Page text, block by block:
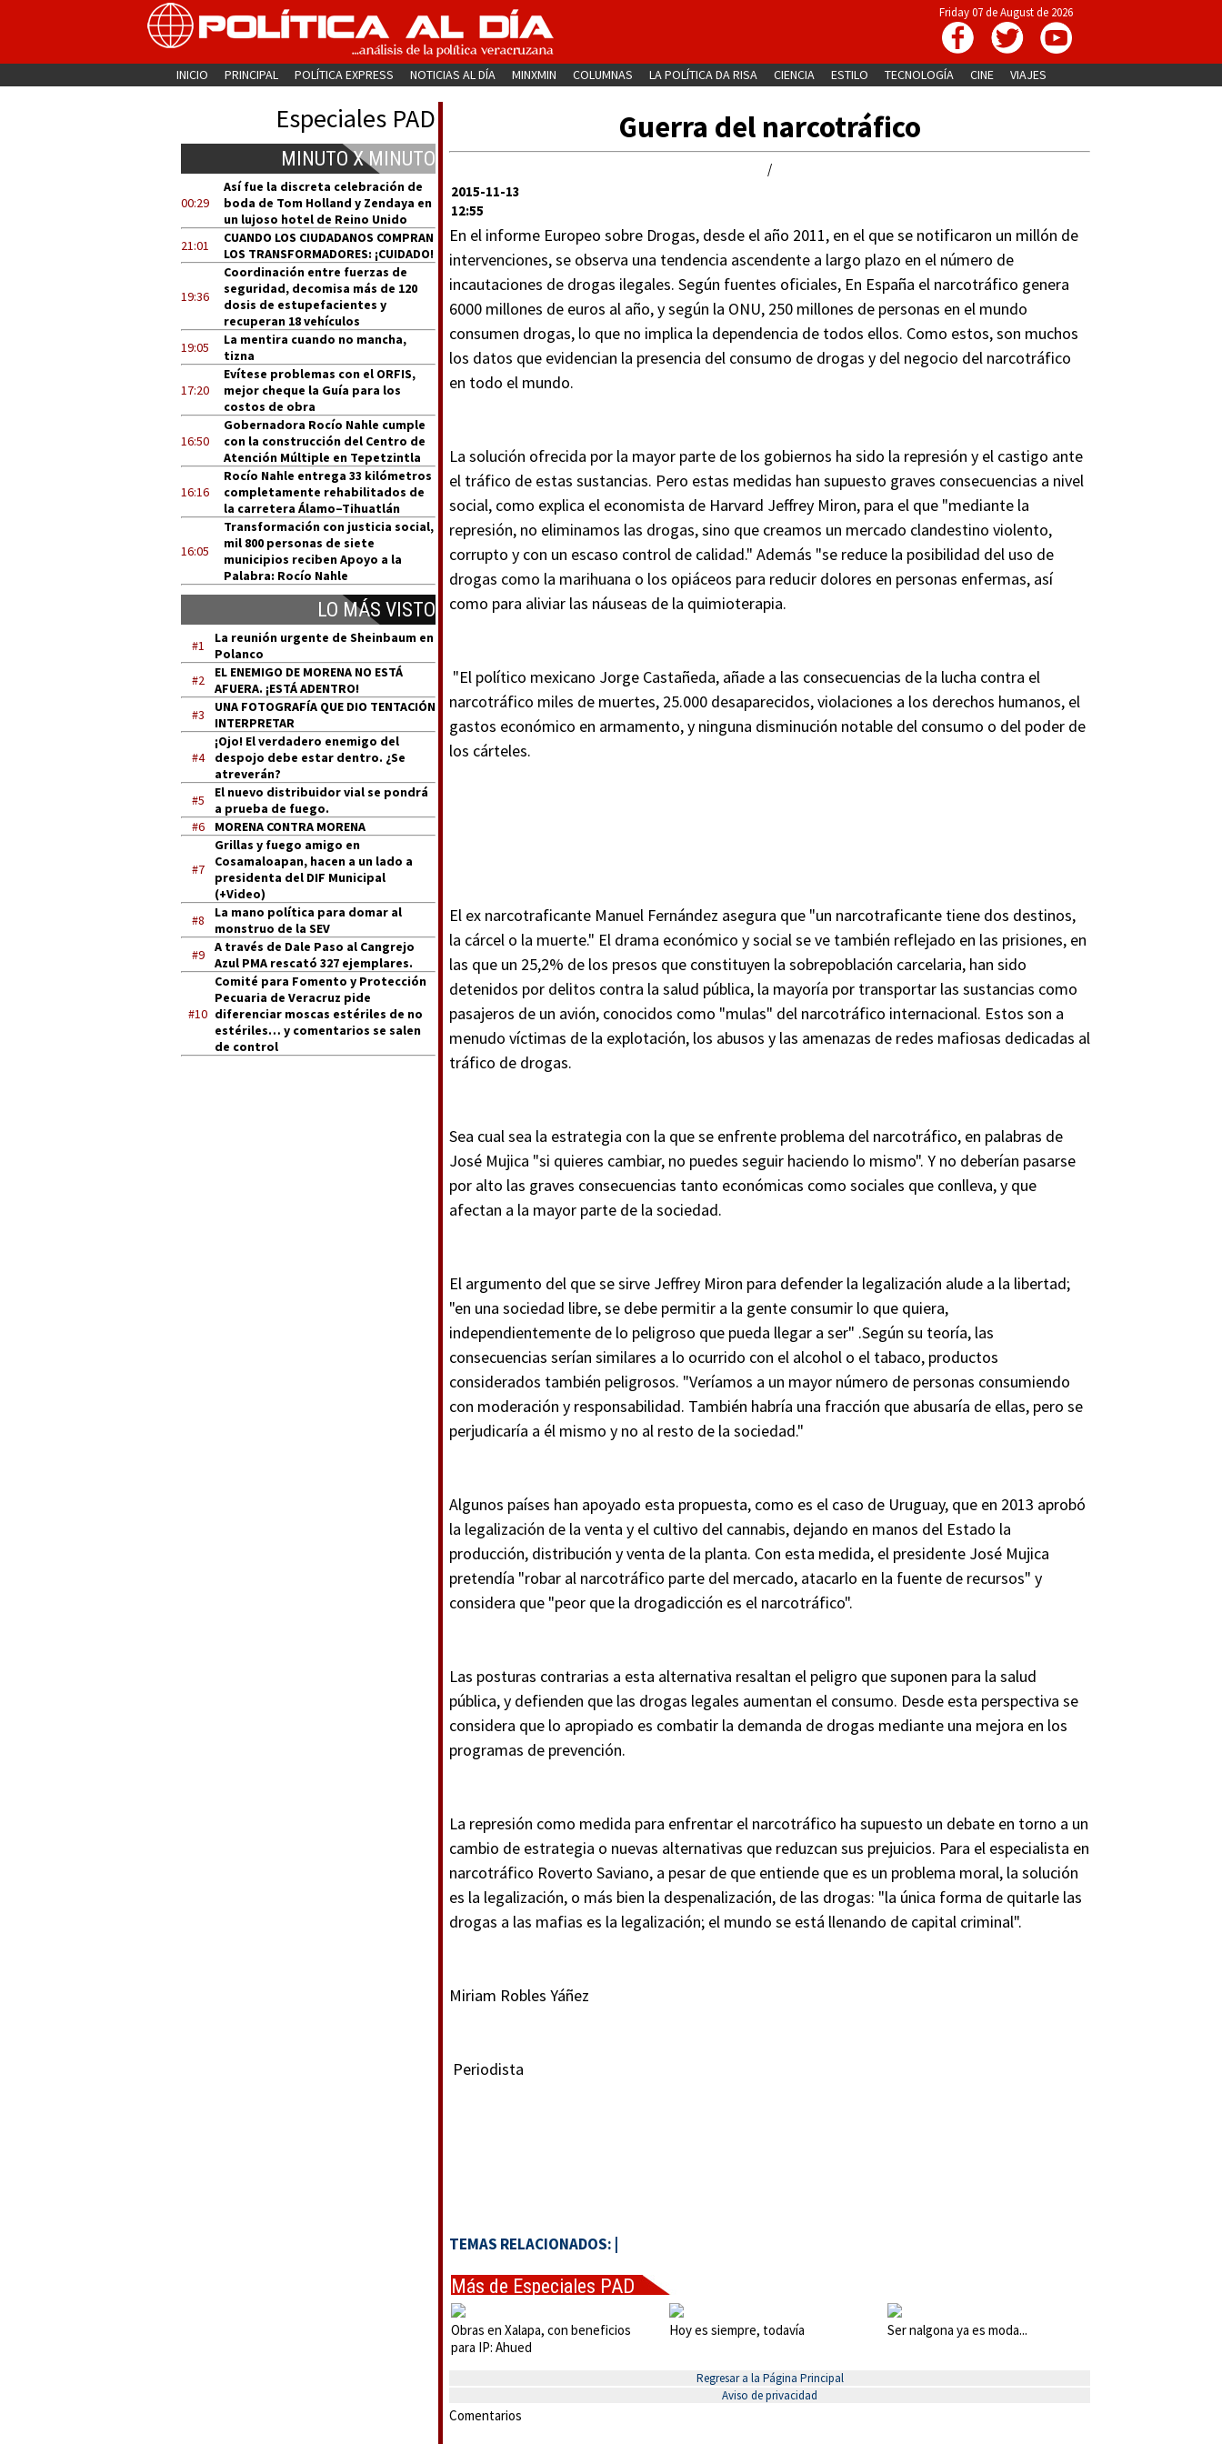
Friday 07 de August de 2026
INICIO PRINCIPAL POLÍTICA EXPRESS NOTICIAS AL DÍA MINXMIN COLUMNAS LA POLÍTICA DA RISA CIENCIA ESTILO TECNOLOGÍA CINE VIAJES
Especiales PAD
MINUTO X MINUTO
00:29
Así fue la discreta celebración de
boda de Tom Holland y Zendaya en
un lujoso hotel de Reino Unido
21:01
CUANDO LOS CIUDADANOS COMPRAN
LOS TRANSFORMADORES: ¡CUIDADO!
19:36
Coordinación entre fuerzas de
seguridad, decomisa más de 120
dosis de estupefacientes y
recuperan 18 vehículos
19:05
La mentira cuando no mancha,
tizna
17:20
Evítese problemas con el ORFIS,
mejor cheque la Guía para los
costos de obra
16:50
Gobernadora Rocío Nahle cumple
con la construcción del Centro de
Atención Múltiple en Tepetzintla
16:16
Rocío Nahle entrega 33 kilómetros
completamente rehabilitados de
la carretera Álamo–Tihuatlán
16:05
Transformación con justicia social,
mil 800 personas de siete
municipios reciben Apoyo a la
Palabra: Rocío Nahle
LO MÁS VISTO
#1
La reunión urgente de Sheinbaum en
Polanco
#2
EL ENEMIGO DE MORENA NO ESTÁ
AFUERA. ¡ESTÁ ADENTRO!
#3
UNA FOTOGRAFÍA QUE DIO TENTACIÓN
INTERPRETAR
#4
¡Ojo! El verdadero enemigo del
despojo debe estar dentro. ¿Se
atreverán?
#5
El nuevo distribuidor vial se pondrá
a prueba de fuego.
#6
MORENA CONTRA MORENA
#7
Grillas y fuego amigo en
Cosamaloapan, hacen a un lado a
presidenta del DIF Municipal
(+Video)
#8
La mano política para domar al
monstruo de la SEV
#9
A través de Dale Paso al Cangrejo
Azul PMA rescató 327 ejemplares.
#10
Comité para Fomento y Protección
Pecuaria de Veracruz pide
diferenciar moscas estériles de no
estériles… y comentarios se salen
de control
Guerra del narcotráfico
/
2015-11-13
12:55
En el informe Europeo sobre Drogas, desde el año 2011, en el que se notificaron un millón de
intervenciones, se observa una tendencia ascendente a largo plazo en el número de
incautaciones de drogas ilegales. Según fuentes oficiales, En España el narcotráfico genera
6000 millones de euros al año, y según la ONU, 250 millones de personas en el mundo
consumen drogas, lo que no implica la dependencia de todos ellos. Como estos, son muchos
los datos que evidencian la presencia del consumo de drogas y del negocio del narcotráfico
en todo el mundo.
La solución ofrecida por la mayor parte de los gobiernos ha sido la represión y el castigo ante
el tráfico de estas sustancias. Pero estas medidas han supuesto graves consecuencias a nivel
social, como explica el economista de Harvard Jeffrey Miron, para el que "mediante la
represión, no eliminamos las drogas, sino que creamos un mercado clandestino violento,
corrupto y con un escaso control de calidad." Además "se reduce la posibilidad del uso de
drogas como la marihuana o los opiáceos para reducir dolores en personas enfermas, así
como para aliviar las náuseas de la quimioterapia.
"El político mexicano Jorge Castañeda, añade a las consecuencias de la lucha contra el
narcotráfico miles de muertes, 25.000 desaparecidos, violaciones a los derechos humanos, el
gastos económico en armamento, y ninguna disminución notable del consumo o del poder de
los cárteles.
El ex narcotraficante Manuel Fernández asegura que "un narcotraficante tiene dos destinos,
la cárcel o la muerte." El drama económico y social se ve también reflejado en las prisiones, en
las que un 25,2% de los presos que constituyen la sobrepoblación carcelaria, han sido
detenidos por delitos contra la salud pública, la mayoría por transportar las sustancias como
pasajeros de un avión, conocidos como "mulas" del narcotráfico internacional. Estos son a
menudo víctimas de la explotación, los abusos y las amenazas de redes mafiosas dedicadas al
tráfico de drogas.
Sea cual sea la estrategia con la que se enfrente problema del narcotráfico, en palabras de
José Mujica "si quieres cambiar, no puedes seguir haciendo lo mismo". Y no deberían pasarse
por alto las graves consecuencias tanto económicas como sociales que conlleva, y que
afectan a la mayor parte de la sociedad.
El argumento del que se sirve Jeffrey Miron para defender la legalización alude a la libertad;
"en una sociedad libre, se debe permitir a la gente consumir lo que quiera,
independientemente de lo peligroso que pueda llegar a ser" .Según su teoría, las
consecuencias serían similares a lo ocurrido con el alcohol o el tabaco, productos
considerados también peligrosos. "Veríamos a un mayor número de personas consumiendo
con moderación y responsabilidad. También habría una fracción que abusaría de ellas, pero se
perjudicaría a él mismo y no al resto de la sociedad."
Algunos países han apoyado esta propuesta, como es el caso de Uruguay, que en 2013 aprobó
la legalización de la venta y el cultivo del cannabis, dejando en manos del Estado la
producción, distribución y venta de la planta. Con esta medida, el presidente José Mujica
pretendía "robar al narcotráfico parte del mercado, atacarlo en la fuente de recursos" y
considera que "peor que la drogadicción es el narcotráfico".
Las posturas contrarias a esta alternativa resaltan el peligro que suponen para la salud
pública, y defienden que las drogas legales aumentan el consumo. Desde esta perspectiva se
considera que lo apropiado es combatir la demanda de drogas mediante una mejora en los
programas de prevención.
La represión como medida para enfrentar el narcotráfico ha supuesto un debate en torno a un
cambio de estrategia o nuevas alternativas que reduzcan sus prejuicios. Para el especialista en
narcotráfico Roverto Saviano, a pesar de que entiende que es un problema moral, la solución
es la legalización, o más bien la despenalización, de las drogas: "la única forma de quitarle las
drogas a las mafias es la legalización; el mundo se está llenando de capital criminal".
Miriam Robles Yáñez
Periodista
TEMAS RELACIONADOS:
Más de Especiales PAD
Obras en Xalapa, con beneficios
para IP: Ahued
Hoy es siempre, todavía Ser nalgona ya es moda...
Regresar a la Página Principal
Aviso de privacidad
Comentarios